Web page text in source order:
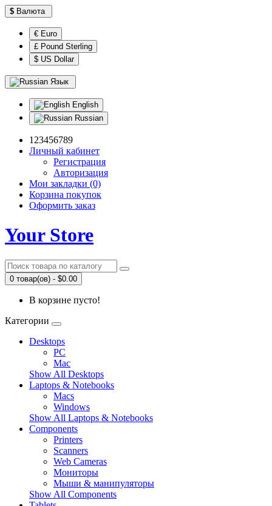
$ Валюта
€ Euro
£ Pound Sterling
$ US Dollar
Язык
English
Russian
123456789
Личный кабинет
Регистрация
Авторизация
Мои закладки (0)
Корзина покупок
Оформить заказ
Your Store
0 товар(ов) - $0.00
В корзине пусто!
Категории
Desktops
PC
Mac
Show All Desktops
Laptops & Notebooks
Macs
Windows
Show All Laptops & Notebooks
Components
Printers
Scanners
Web Cameras
Мониторы
Мыши & манипуляторы
Show All Components